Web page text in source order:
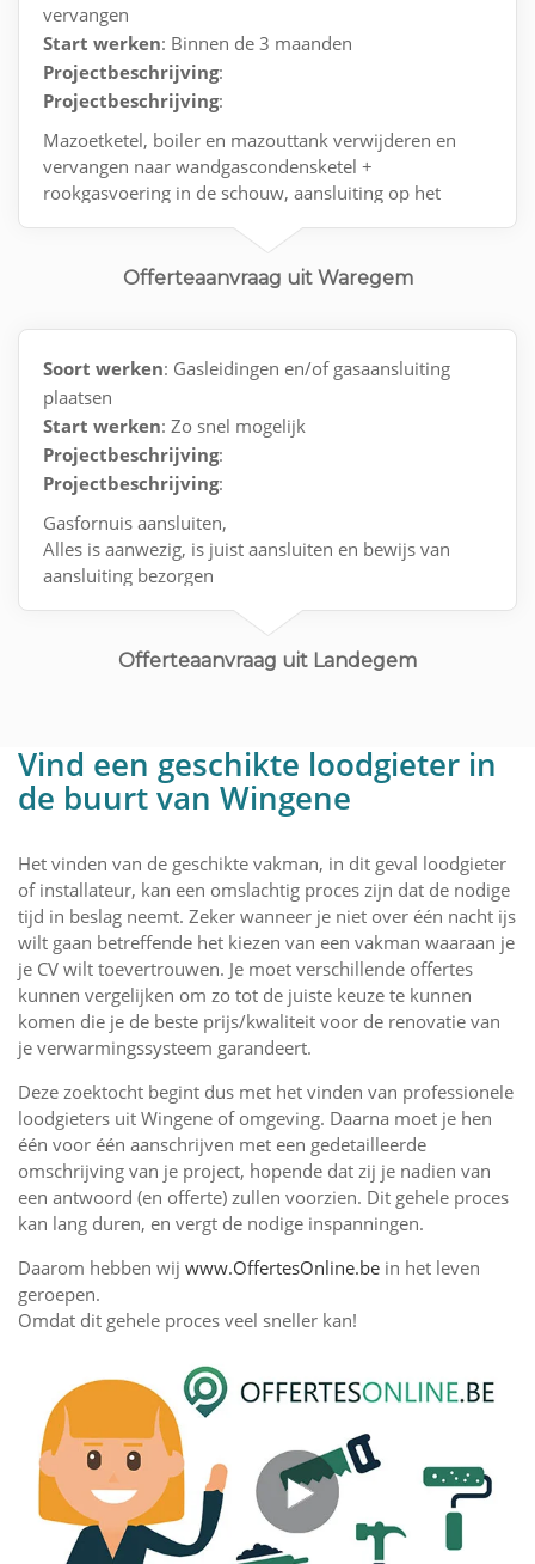
vervangen
Start werken: Binnen de 3 maanden
Projectbeschrijving:
Projectbeschrijving:
Mazoetketel, boiler en mazouttank verwijderen en
vervangen naar wandgascondensketel +
rookgasvoering in de schouw, aansluiting op het
Offerteaanvraag uit Waregem
Soort werken: Gasleidingen en/of gasaansluiting
plaatsen
Start werken: Zo snel mogelijk
Projectbeschrijving:
Projectbeschrijving:
Gasfornuis aansluiten,
Alles is aanwezig, is juist aansluiten en bewijs van
aansluiting bezorgen
Offerteaanvraag uit Landegem
Vind een geschikte loodgieter in
de buurt van Wingene
Het vinden van de geschikte vakman, in dit geval loodgieter
of installateur, kan een omslachtig proces zijn dat de nodige
tijd in beslag neemt. Zeker wanneer je niet over één nacht ijs
wilt gaan betreffende het kiezen van een vakman waaraan je
je CV wilt toevertrouwen. Je moet verschillende offertes
kunnen vergelijken om zo tot de juiste keuze te kunnen
komen die je de beste prijs/kwaliteit voor de renovatie van
je verwarmingssysteem garandeert.
Deze zoektocht begint dus met het vinden van professionele
loodgieters uit Wingene of omgeving. Daarna moet je hen
één voor één aanschrijven met een gedetailleerde
omschrijving van je project, hopende dat zij je nadien van
een antwoord (en offerte) zullen voorzien. Dit gehele proces
kan lang duren, en vergt de nodige inspanningen.
Daarom hebben wij www.OffertesOnline.be in het leven
geroepen.
Omdat dit gehele proces veel sneller kan!